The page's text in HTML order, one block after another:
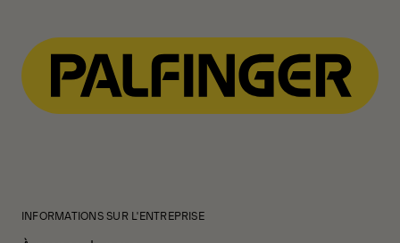
INFORMATIONS SUR L'ENTREPRISE